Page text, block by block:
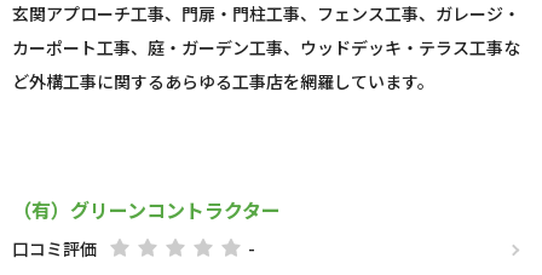
玄関アプローチ工事、門扉・門柱工事、フェンス工事、ガレージ・
カーポート工事、庭・ガーデン工事、ウッドデッキ・テラス工事な
ど外構工事に関するあらゆる工事店を網羅しています。
（有）グリーンコントラクター
口コミ評価
-